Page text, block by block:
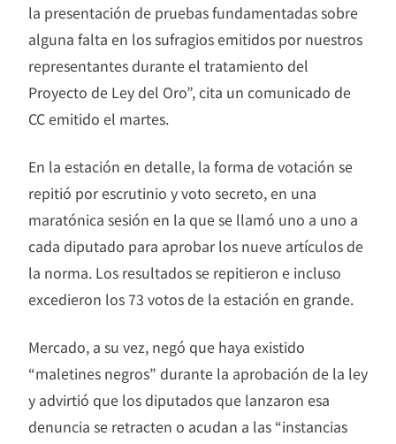
la presentación de pruebas fundamentadas sobre
alguna falta en los sufragios emitidos por nuestros
representantes durante el tratamiento del
Proyecto de Ley del Oro”, cita un comunicado de
CC emitido el martes.
En la estación en detalle, la forma de votación se
repitió por escrutinio y voto secreto, en una
maratónica sesión en la que se llamó uno a uno a
cada diputado para aprobar los nueve artículos de
la norma. Los resultados se repitieron e incluso
excedieron los 73 votos de la estación en grande.
Mercado, a su vez, negó que haya existido
“maletines negros” durante la aprobación de la ley
y advirtió que los diputados que lanzaron esa
denuncia se retracten o acudan a las “instancias